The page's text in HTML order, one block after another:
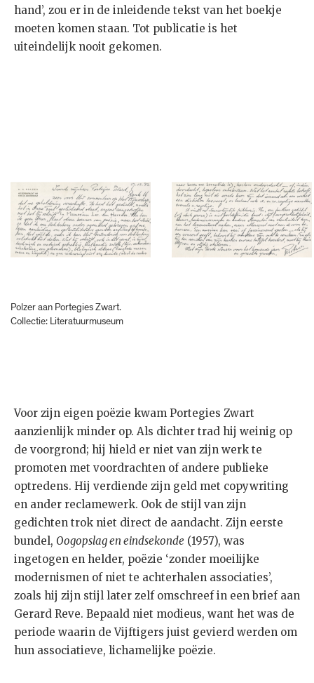
hand’, zou er in de inleidende tekst van het boekje
moeten komen staan. Tot publicatie is het
uiteindelijk nooit gekomen.
Polzer aan Portegies Zwart.
Collectie: Literatuurmuseum
Voor zijn eigen poëzie kwam Portegies Zwart
aanzienlijk minder op. Als dichter trad hij weinig op
de voorgrond; hij hield er niet van zijn werk te
promoten met voordrachten of andere publieke
optredens. Hij verdiende zijn geld met copywriting
en ander reclamewerk. Ook de stijl van zijn
gedichten trok niet direct de aandacht. Zijn eerste
bundel, Oogopslag en eindsekonde (1957), was
ingetogen en helder, poëzie ‘zonder moeilijke
modernismen of niet te achterhalen associaties’,
zoals hij zijn stijl later zelf omschreef in een brief aan
Gerard Reve. Bepaald niet modieus, want het was de
periode waarin de Vijftigers juist gevierd werden om
hun associatieve, lichamelijke poëzie.